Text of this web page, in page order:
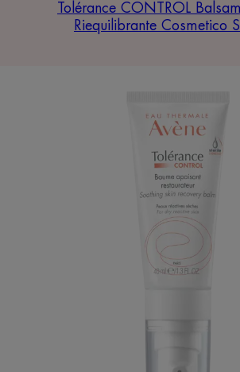
Tolérance CONTROL
Riequilibrante Cosmetico